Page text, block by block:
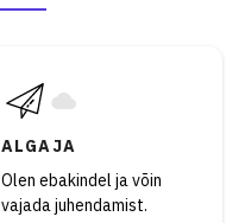
ALGAJA
Olen ebakindel ja võin
vajada juhendamist.